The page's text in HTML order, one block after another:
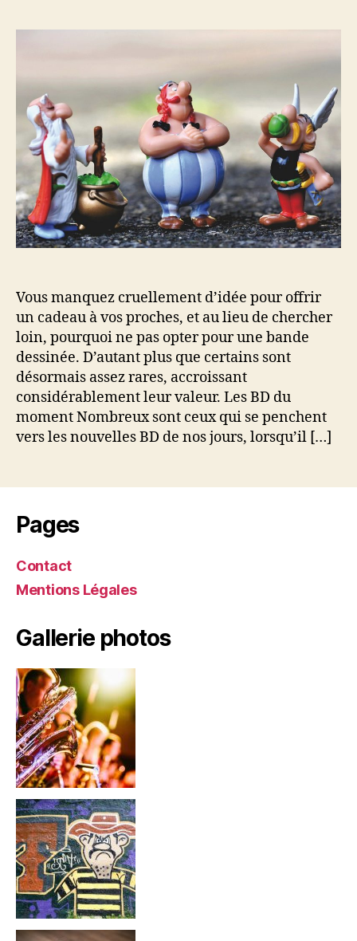
Vous manquez cruellement d’idée pour offrir
un cadeau à vos proches, et au lieu de chercher
loin, pourquoi ne pas opter pour une bande
dessinée. D’autant plus que certains sont
désormais assez rares, accroissant
considérablement leur valeur. Les BD du
moment Nombreux sont ceux qui se penchent
vers les nouvelles BD de nos jours, lorsqu’il […]
Pages
Contact
Mentions Légales
Gallerie photos